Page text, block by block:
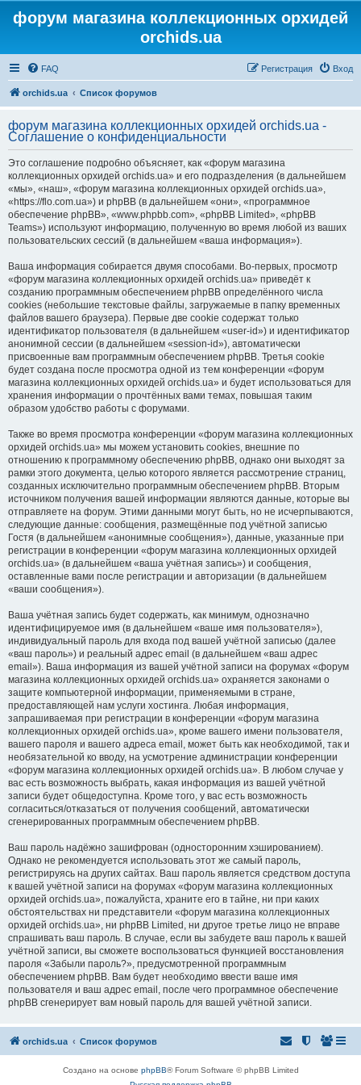
форум магазина коллекционных орхидей
orchids.ua
FAQ Вход
Регистрация
orchids.ua Список форумов
форум магазина коллекционных орхидей orchids.ua -
Соглашение о конфиденциальности
Это соглашение подробно объясняет, как «форум магазина
коллекционных орхидей orchids.ua» и его подразделения (в дальнейшем
«мы», «наш», «форум магазина коллекционных орхидей orchids.ua»,
«https://flo.com.ua») и phpBB (в дальнейшем «они», «программное
обеспечение phpBB», «www.phpbb.com», «phpBB Limited», «phpBB
Teams») используют информацию, полученную во время любой из ваших
пользовательских сессий (в дальнейшем «ваша информация»).
Ваша информация собирается двумя способами. Во-первых, просмотр
«форум магазина коллекционных орхидей orchids.ua» приведёт к
созданию программным обеспечением phpBB определённого числа
cookies (небольшие текстовые файлы, загружаемые в папку временных
файлов вашего браузера). Первые две cookie содержат только
идентификатор пользователя (в дальнейшем «user-id») и идентификатор
анонимной сессии (в дальнейшем «session-id»), автоматически
присвоенные вам программным обеспечением phpBB. Третья cookie
будет создана после просмотра одной из тем конференции «форум
магазина коллекционных орхидей orchids.ua» и будет использоваться для
хранения информации о прочтённых вами темах, повышая таким
образом удобство работы с форумами.
Также во время просмотра конференции «форум магазина коллекционных
орхидей orchids.ua» мы можем установить cookies, внешние по
отношению к программному обеспечению phpBB, однако они выходят за
рамки этого документа, целью которого является рассмотрение страниц,
созданных исключительно программным обеспечением phpBB. Вторым
источником получения вашей информации являются данные, которые вы
отправляете на форум. Этими данными могут быть, но не исчерпываются,
следующие данные: сообщения, размещённые под учётной записью
Гостя (в дальнейшем «анонимные сообщения»), данные, указанные при
регистрации в конференции «форум магазина коллекционных орхидей
orchids.ua» (в дальнейшем «ваша учётная запись») и сообщения,
оставленные вами после регистрации и авторизации (в дальнейшем
«ваши сообщения»).
Ваша учётная запись будет содержать, как минимум, однозначно
идентифицируемое имя (в дальнейшем «ваше имя пользователя»),
индивидуальный пароль для входа под вашей учётной записью (далее
«ваш пароль») и реальный адрес email (в дальнейшем «ваш адрес
email»). Ваша информация из вашей учётной записи на форумах «форум
магазина коллекционных орхидей orchids.ua» охраняется законами о
защите компьютерной информации, применяемыми в стране,
предоставляющей нам услуги хостинга. Любая информация,
запрашиваемая при регистрации в конференции «форум магазина
коллекционных орхидей orchids.ua», кроме вашего имени пользователя,
вашего пароля и вашего адреса email, может быть как необходимой, так и
необязательной ко вводу, на усмотрение администрации конференции
«форум магазина коллекционных орхидей orchids.ua». В любом случае у
вас есть возможность выбрать, какая информация из вашей учётной
записи будет общедоступна. Кроме того, у вас есть возможность
согласиться/отказаться от получения сообщений, автоматически
сгенерированных программным обеспечением phpBB.
Ваш пароль надёжно зашифрован (односторонним хэшированием).
Однако не рекомендуется использовать этот же самый пароль,
регистрируясь на других сайтах. Ваш пароль является средством доступа
к вашей учётной записи на форумах «форум магазина коллекционных
орхидей orchids.ua», пожалуйста, храните его в тайне, ни при каких
обстоятельствах ни представители «форум магазина коллекционных
орхидей orchids.ua», ни phpBB Limited, ни другое третье лицо не вправе
спрашивать ваш пароль. В случае, если вы забудете ваш пароль к вашей
учётной записи, вы сможете воспользоваться функцией восстановления
пароля «Забыли пароль?», предусмотренной программным
обеспечением phpBB. Вам будет необходимо ввести ваше имя
пользователя и ваш адрес email, после чего программное обеспечение
phpBB сгенерирует вам новый пароль для вашей учётной записи.
orchids.ua Список форумов
Создано на основе phpBB® Forum Software © phpBB Limited